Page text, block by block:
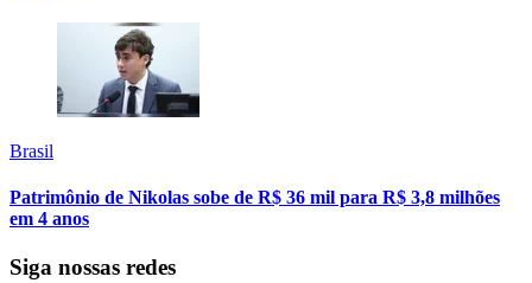
Brasil
Patrimônio de Nikolas sobe de R$ 36 mil para R$ 3,8 milhões
em 4 anos
Siga nossas redes